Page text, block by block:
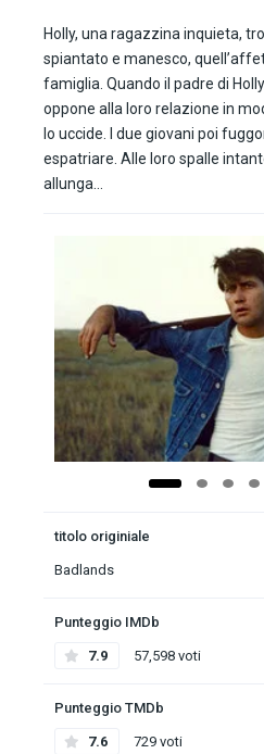
Holly, una ragazzina inquieta,
spiantato e manesco,
famiglia. Quando il padre di
oppone alla loro relazione in
lo uccide. I due giovani poi
espatriare. Alle loro spalle
allunga…
titolo originiale
Badlands
Punteggio IMDb
7.9 57,598 voti
Punteggio TMDb
7.6 729 voti